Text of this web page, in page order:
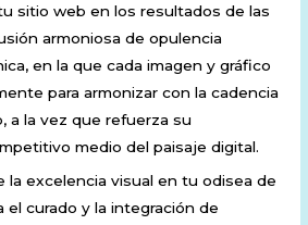
sitio web en los resultados de las
armoniosa de opulencia
en la que cada imagen y gráfico
para armonizar con la cadencia
a la vez que refuerza su
medio del paisaje digital.
la excelencia visual en tu odisea de
el curado y la integración de